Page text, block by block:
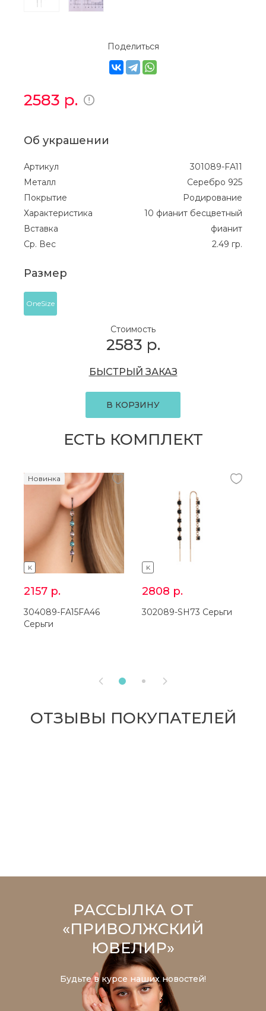
Поделиться
2583 р.
Об украшении
Артикул
301089-FA11
Металл
Серебро 925
Покрытие
Родирование
Характеристика
10 фианит бесцветный
Вставка
фианит
Ср. Вес
2.49 гр.
Размер
OneSize
Стоимость
2583 р.
БЫСТРЫЙ ЗАКАЗ
В КОРЗИНУ
ЕСТЬ КОМПЛЕКТ
K
Новинка
2157 р.
304089-FA15FA46
Серьги
K
2808 р.
302089-SH73 Серьги
 
ОТЗЫВЫ ПОКУПАТЕЛЕЙ
РАССЫЛКА ОТ
«ПРИВОЛЖСКИЙ
ЮВЕЛИР»
Будьте в курсе наших новостей!